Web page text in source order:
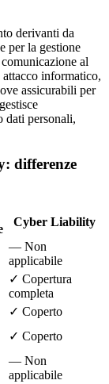
derivanti da
per la gestione
al
informatico,
assicurabili per
dati personali,
differenze
Cyber Liability
— Non
applicabile
✓ Copertura
completa
✓ Coperto
✓ Coperto
— Non
applicabile